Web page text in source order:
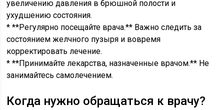
увеличению давления в брюшной полости и
ухудшению состояния.
* **Регулярно посещайте врача.** Важно следить за
состоянием желчного пузыря и вовремя
корректировать лечение.
* **Принимайте лекарства, назначенные врачом.** Не
занимайтесь самолечением.
Когда нужно обращаться к врачу?